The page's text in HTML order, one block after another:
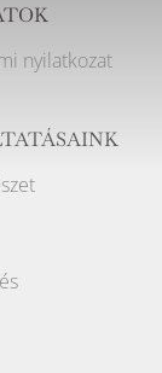
nyilatkozat